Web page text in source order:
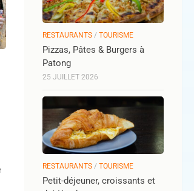
RESTAURANTS / TOURISME
Pizzas, Pâtes & Burgers à
Patong
25 JUILLET 2026
RESTAURANTS / TOURISME
Petit-déjeuner, croissants et